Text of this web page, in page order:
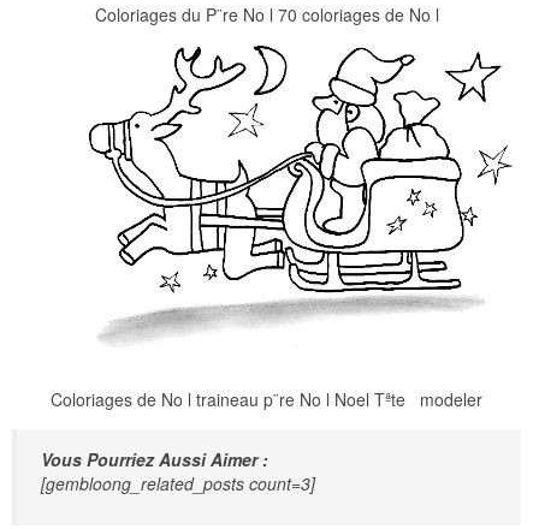
Coloriages du P¨re No l 70 coloriages de No l
Coloriages de No l traineau p¨re No l Noel Tªte modeler
Vous Pourriez Aussi Aimer :
[gembloong_related_posts count=3]